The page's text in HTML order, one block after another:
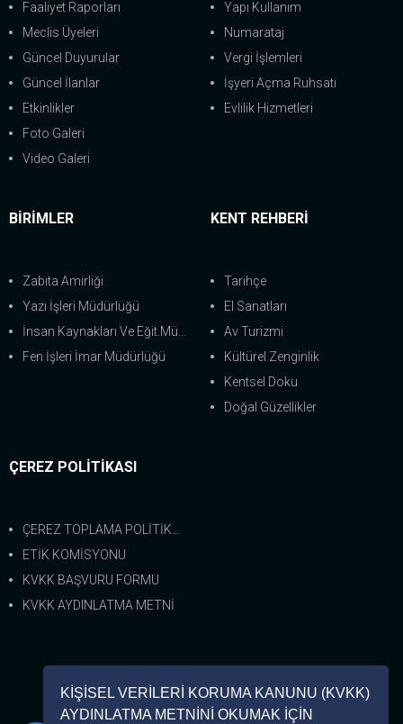
KİŞİSEL VERİLERİ KORUMA KANUNU (KVKK)
AYDINLATMA METNİNİ OKUMAK İÇİN
Faaliyet Raporları
Meclis Üyeleri
Güncel Duyurular
Güncel İlanlar
Etkinlikler
Foto Galeri
Video Galeri
Yapı Kullanım
Numarataj
Vergi İşlemleri
İşyeri Açma Ruhsatı
Evlilik Hizmetleri
BİRİMLER
Zabıta Amirliği
Yazı İşleri Müdürlüğü
İnsan Kaynakları Ve Eğit.Müdürlüğü
Fen İşleri İmar Müdürlüğü
KENT REHBERİ
Tarihçe
El Sanatları
Av Turizmi
Kültürel Zenginlik
Kentsel Doku
Doğal Güzellikler
ÇEREZ POLİTİKASI
ÇEREZ TOPLAMA POLİTİKASI
ETİK KOMİSYONU
KVKK BAŞVURU FORMU
KVKK AYDINLATMA METNİ
Bize Ulaşın
0 (226) 462-8333